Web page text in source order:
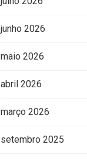
junho 2026
maio 2026
abril 2026
março 2026
setembro 2025